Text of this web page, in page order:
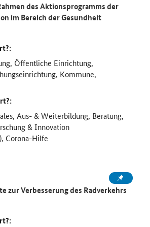
des Aktionsprogramms der
im Bereich der Gesundheit
Öffentliche Einrichtung,
Kommune,
Aus- & Weiterbildung, Beratung,
& Innovation
Corona-Hilfe
zur Verbesserung des Radverkehrs